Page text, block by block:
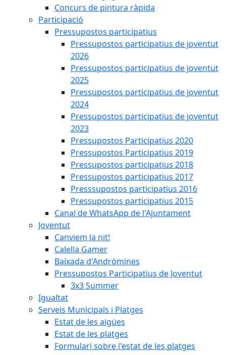
Concurs de pintura ràpida
Participació
Pressupostos participatius
Pressupostos participatius de joventut
2026
Pressupostos participatius de joventut
2025
Pressupostos participatius de joventut
2024
Pressupostos participatius de joventut
2023
Pressupostos Participatius 2020
Pressupostos Participatius 2019
Pressupostos participatius 2018
Pressupostos participatius 2017
Presssupostos participatius 2016
Pressupostos participatius 2015
Canal de WhatsApp de l'Ajuntament
Joventut
Canviem la nit!
Calella Gamer
Baixada d'Andròmines
Pressupostos Participatius de Joventut
3x3 Summer
Igualtat
Serveis Municipals i Platges
Estat de les aigües
Estat de les platges
Formulari sobre l'estat de les platges